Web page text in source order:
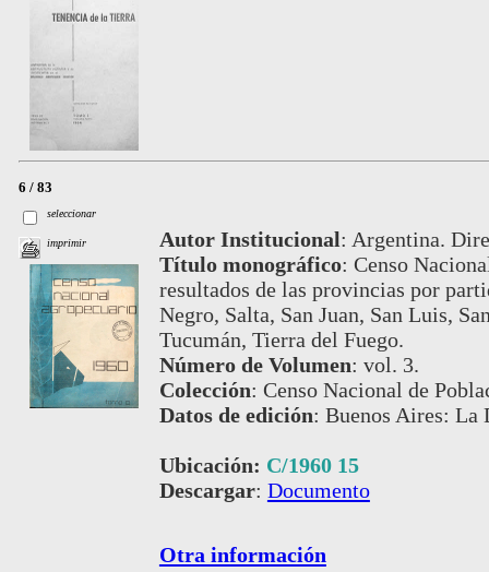
6 / 83
seleccionar
imprimir Autor Institucional: Argentina.
Título monográfico: Censo
resultados de las provincias por
Negro, Salta, San Juan, San Luis,
Tucumán, Tierra del Fuego.
Número de Volumen: vol. 3.
Colección: Censo Nacional de
Datos de edición: Buenos Aires: La
Ubicación: C/1960 15
Descargar: Documento
Otra información